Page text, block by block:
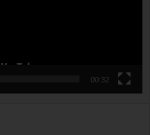
00:32